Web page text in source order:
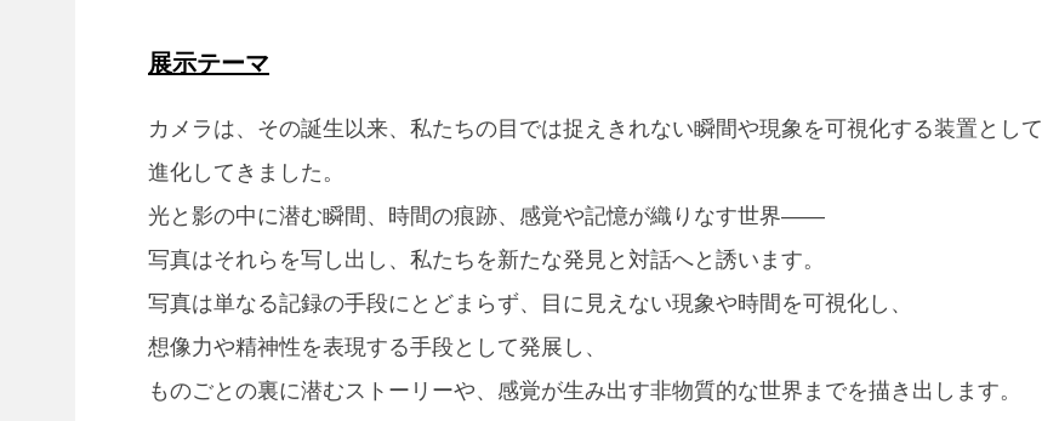
展示テーマ
カメラは、その誕生以来、私たちの目では捉えきれない瞬間や現象を可視化する装置として
進化してきました。
光と影の中に潜む瞬間、時間の痕跡、感覚や記憶が織りなす世界――
写真はそれらを写し出し、私たちを新たな発見と対話へと誘います。
写真は単なる記録の手段にとどまらず、目に見えない現象や時間を可視化し、
想像力や精神性を表現する手段として発展し、
ものごとの裏に潜むストーリーや、感覚が生み出す非物質的な世界までを描き出します。